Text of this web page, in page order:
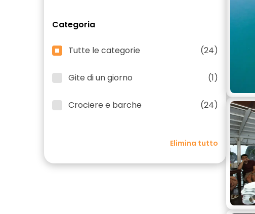
Categoria
Tutte le categorie (24)
Gite di un giorno (1)
Crociere e barche (24)
Elimina tutto